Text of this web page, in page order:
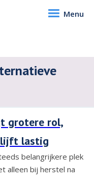
Menu
grotere rol,
lastig
belangrijkere plek
alleen bij herstel na